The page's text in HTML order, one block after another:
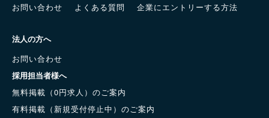
お問い合わせ
よくある質問 企業にエントリーする方法
法人の方へ
お問い合わせ
採用担当者様へ
無料掲載（0円求人）のご案内
有料掲載（新規受付停止中）のご案内